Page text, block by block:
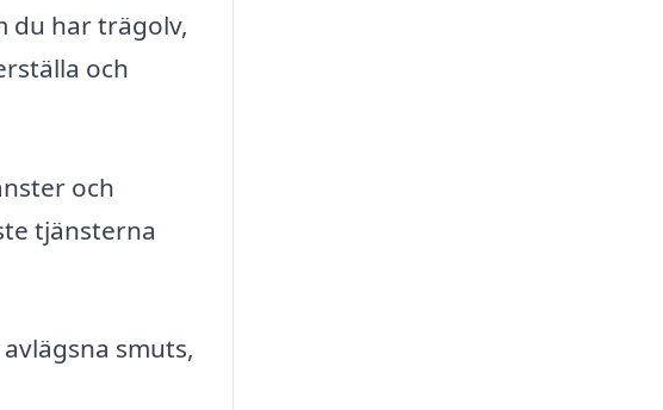
du har trägolv,
och
och
tjänsterna
smuts,